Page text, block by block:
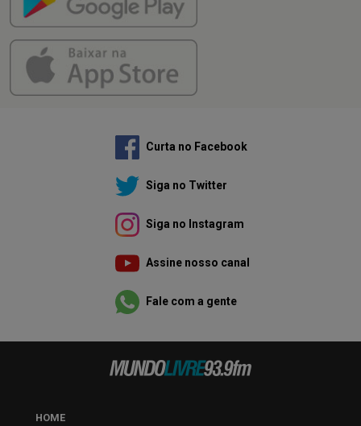
Curta no Facebook
Siga no Twitter
Siga no Instagram
Assine nosso canal
Fale com a gente
HOME